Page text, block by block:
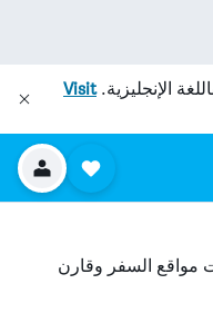
الإنجليزية.Visit
مواقع السفر وقارن